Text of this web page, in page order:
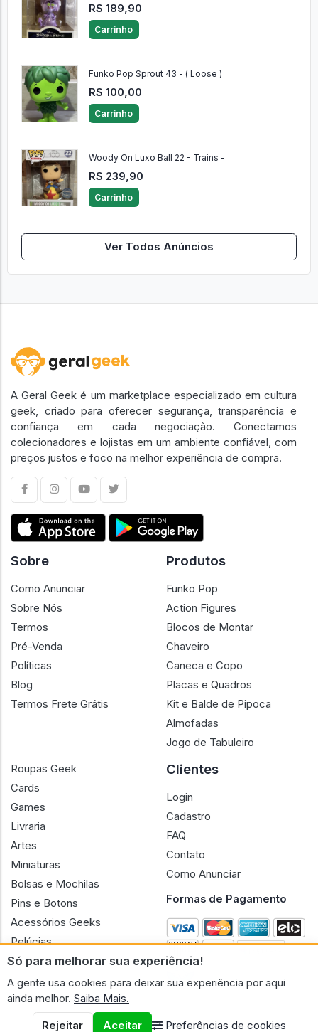
R$ 189,90
Carrinho
Funko Pop Sprout 43 - ( Loose )
R$ 100,00
Carrinho
Woody On Luxo Ball 22 - Trains -
R$ 239,90
Carrinho
Ver Todos Anúncios
Só para melhorar sua experiência!
A gente usa cookies para deixar sua experiência por aqui
ainda melhor. Saiba Mais.
Rejeitar
Aceitar Preferências de cookies
A Geral Geek é um marketplace especializado em cultura
geek, criado para oferecer segurança, transparência e
confiança em cada negociação. Conectamos
colecionadores e lojistas em um ambiente confiável, com
preços justos e foco na melhor experiência de compra.
Sobre
Como Anunciar
Sobre Nós
Termos
Pré-Venda
Políticas
Blog
Termos Frete Grátis
Produtos
Funko Pop
Action Figures
Blocos de Montar
Chaveiro
Caneca e Copo
Placas e Quadros
Kit e Balde de Pipoca
Almofadas
Jogo de Tabuleiro
Roupas Geek
Cards
Games
Livraria
Artes
Miniaturas
Bolsas e Mochilas
Pins e Botons
Acessórios Geeks
Pelúcias
Bonecas
Clientes
Login
Cadastro
FAQ
Contato
Como Anunciar
Formas de Pagamento